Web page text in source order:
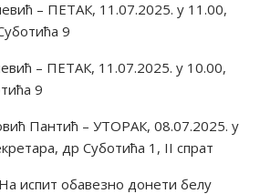
– ПЕТАК, 11.07.2025. у 11.00,
9
– ПЕТАК, 11.07.2025. у 10.00,
9
Пантић – УТОРАК, 08.07.2025. у
др Суботића 1, II спрат
обавезно донети белу